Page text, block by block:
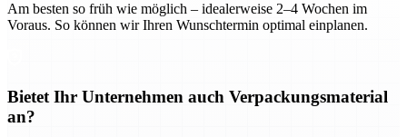
Am besten so früh wie möglich – idealerweise 2–4 Wochen im
Voraus. So können wir Ihren Wunschtermin optimal einplanen.
Bietet Ihr Unternehmen auch Verpackungsmaterial
an?